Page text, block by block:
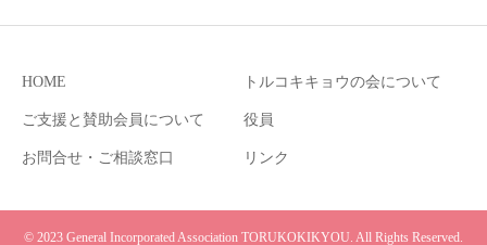
HOME トルコキキョウの会について
ご支援と賛助会員について 役員
お問合せ・ご相談窓口 リンク
© 2023 General Incorporated Association TORUKOKIKYOU. All Rights Reserved.